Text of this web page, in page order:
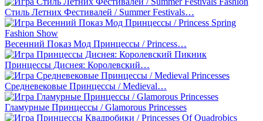
Стиль Летних Фестивалей / Summer Festivals…
Весенний Показ Мод Принцессы / Princess…
Принцессы Диснея: Королевский…
Средневековые Принцессы / Medieval…
Гламурные Принцессы / Glamorous Princesses